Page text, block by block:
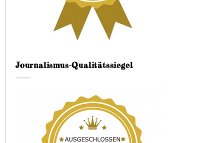
Journalismus-Qualitätssiegel